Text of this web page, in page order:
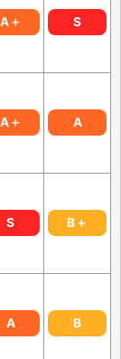
A＋ S
A＋ A
S B＋
A B